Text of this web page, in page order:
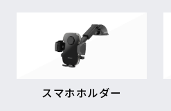
スマホホルダー